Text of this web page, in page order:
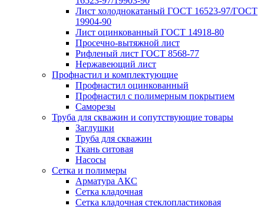
Лист холоднокатаный ГОСТ 16523-97/ГОСТ
19904-90
Лист оцинкованный ГОСТ 14918-80
Просечно-вытяжной лист
Рифленый лист ГОСТ 8568-77
Нержавеющий лист
Профнастил и комплектующие
Профнастил оцинкованный
Профнастил с полимерным покрытием
Саморезы
Труба для скважин и сопутствующие товары
Заглушки
Труба для скважин
Ткань ситовая
Насосы
Сетка и полимеры
Арматура АКС
Сетка кладочная
Сетка кладочная стеклопластиковая